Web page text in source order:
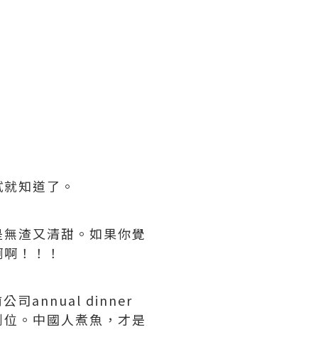
知道了。
渣又清甜。如果你覺
！！！
公司annual dinner
。中國人煮魚，才是